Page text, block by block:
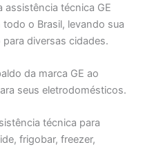
assistência técnica GE
o Brasil, levando sua
diversas cidades.
da marca GE ao
seus eletrodomésticos.
técnica para
frigobar, freezer,